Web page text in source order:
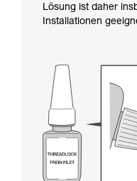
Lösung ist daher
Installationen